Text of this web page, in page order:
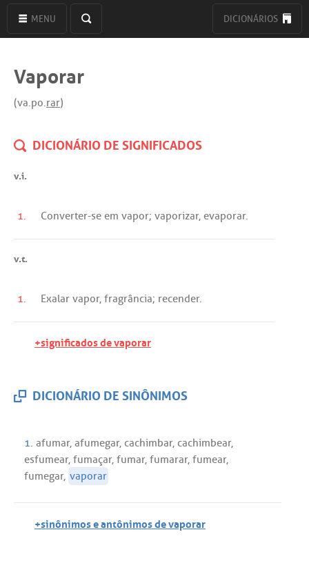
MENU DICIONÁRIOS
Vaporar
(va.po.rar)
DICIONÁRIO DE SIGNIFICADOS
v.i.
1. Converter-se em vapor; vaporizar, evaporar.
v.t.
1. Exalar vapor, fragrância; recender.
+significados de vaporar
DICIONÁRIO DE SINÔNIMOS
1. afumar, afumegar, cachimbar, cachimbear,
esfumear, fumaçar, fumar, fumarar, fumear,
fumegar, vaporar
+sinônimos e antônimos de vaporar